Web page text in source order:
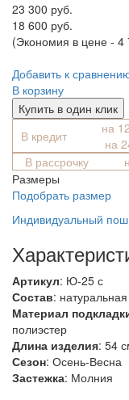
23 300 руб.
18 600 руб.
(Экономия в цене - 4
Добавить к
В корзину
Купить в один клик
В кредит
на
на
В рассрочку
Размеры
Подобрать размер
Индивидуальный
Артикул: Ю-25 с
Состав:
Материал
полиэстер
Длина изделия: 54
Сезон: Осень-Весна
Застежка: Молния